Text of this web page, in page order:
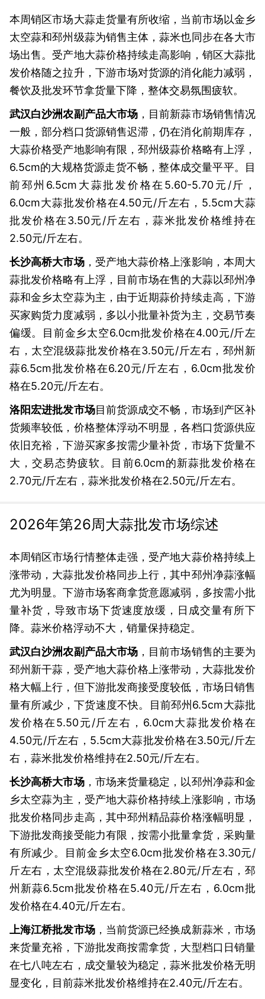
本周销区市场大蒜走货量有所收缩，当前市场以金乡
太空蒜和邳州级蒜为销售主体，蒜米也同步在各大市
场出售。受产地大蒜价格持续走高影响，销区大蒜批
发价格随之拉升，下游市场对货源的消化能力减弱，
餐饮及批发环节拿货量下降，整体交易氛围疲软。
武汉白沙洲农副产品大市场 ，目前新蒜市场销售情况
一般，部分档口货源销售迟滞，仍在消化前期库存，
大蒜价格受产地影响有限，邳州级蒜价格略有上浮，
6.5cm的大规格货源走货不畅，整体成交量平平。目
前邳州6.5cm大蒜批发价格在5.60-5.70元/斤，
6.0cm大蒜批发价格在4.50元/斤左右，5.5cm大蒜
批发价格在3.50元/斤左右，蒜米批发价格维持在
2.50元/斤左右。
长沙高桥大市场，受产地大蒜价格上涨影响，本周大
蒜批发价格略有上浮，目前市场在售的大蒜以邳州净
蒜和金乡太空蒜为主，由于近期蒜价持续走高，下游
买家购货力度减弱，多以小批量补货为主，交易节奏
偏缓。目前金乡太空6.0cm批发价格在4.00元/斤左
右，太空混级蒜批发价格在3.50元/斤左右，邳州新
蒜6.5cm批发价格在6.20元/斤左右，6.0cm批发价
格在5.20元/斤左右。
洛阳宏进批发市场目前货源成交不畅，市场到产区补
货频率较低，价格整体浮动不明显，各档口货源供应
依旧充裕，下游买家多按需少量补货，市场下货量不
大，交易态势疲软。目前6.0cm的新蒜批发价格在
2.70元/斤左右，蒜米批发价格在2.50元/斤左右。
2026年第26周大蒜批发市场综述
本周销区市场行情整体走强，受产地大蒜价格持续上
涨带动，大蒜批发价格同步上行，其中邳州净蒜涨幅
尤为明显。下游市场客商拿货意愿减弱，多按需小批
量补货，导致市场下货速度放缓，日成交量有所下
降。蒜米价格浮动不大，销量保持稳定。
武汉白沙洲农副产品大市场 ，目前市场销售的主要为
邳州新干蒜，受产地大蒜价格上涨带动，大蒜批发价
格大幅上行，但下游批发商接受度较低，市场日销售
量有所减少，下货速度不快。目前邳州6.5cm大蒜批
发价格在5.50元/斤左右，6.0cm大蒜批发价格在
4.50元/斤左右，5.5cm大蒜批发价格在3.50元/斤左
右，蒜米批发价格维持在2.50元/斤左右。
长沙高桥大市场，市场来货量稳定，以邳州净蒜和金
乡太空蒜为主，受产地大蒜价格持续上涨影响，市场
批发价格同步走高，其中邳州精品蒜价格涨幅明显，
下游批发商接受能力有限，按需小批量拿货，采购量
有所减少。目前金乡太空6.0cm批发价格在3.30元/
斤左右，太空混级蒜批发价格在2.80元/斤左右，邳
州新蒜6.5cm批发价格在5.40元/斤左右，6.0cm批
发价格在4.40元/斤左右。
上海江桥批发市场，当前货源已经换成新蒜米，市场
来货量充裕，下游批发商按需拿货，大型档口日销量
在七八吨左右，成交量较为稳定，蒜米批发价格无明
显变化，目前蒜米批发价格维持在2.40元/斤左右。